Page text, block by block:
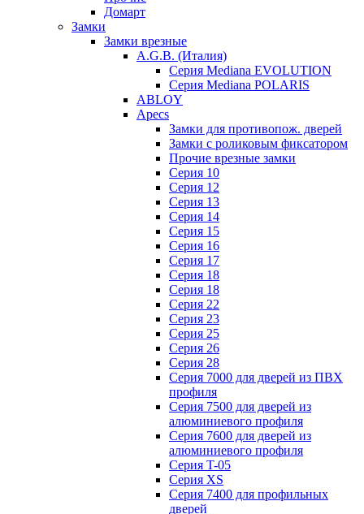
Домарт
Замки
Замки врезные
A.G.B. (Италия)
Серия Mediana EVOLUTION
Серия Mediana POLARIS
ABLOY
Apecs
Замки для противопож. дверей
Замки с роликовым фиксатором
Прочие врезные замки
Серия 10
Серия 12
Серия 13
Серия 14
Серия 15
Серия 16
Серия 17
Серия 18
Серия 18
Серия 22
Серия 23
Серия 25
Серия 26
Серия 28
Серия 7000 для дверей из ПВХ
профиля
Серия 7500 для дверей из
алюминиевого профиля
Серия 7600 для дверей из
алюминиевого профиля
Серия T-05
Серия XS
Серия 7400 для профильных
дверей